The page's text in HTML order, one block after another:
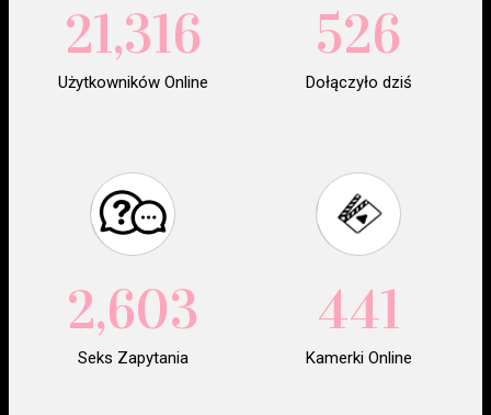
Użytkowników Online
21,316
Dołączyło dziś
526
Seks Zapytania
2,603
Kamerki Online
441